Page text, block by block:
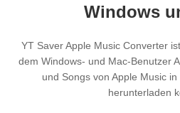
Windows
YT Saver Apple Music Converter
dem Windows- und Mac-Benutzer
und Songs von Apple Music
herunterladen